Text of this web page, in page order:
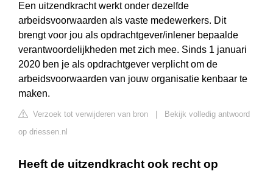
Een uitzendkracht werkt onder dezelfde
arbeidsvoorwaarden als vaste medewerkers. Dit
brengt voor jou als opdrachtgever/inlener bepaalde
verantwoordelijkheden met zich mee. Sinds 1 januari
2020 ben je als opdrachtgever verplicht om de
arbeidsvoorwaarden van jouw organisatie kenbaar te
maken.
Verzoek tot verwijderen van bron
Bekijk volledig antwoord
op driessen.nl
Heeft de uitzendkracht ook recht op